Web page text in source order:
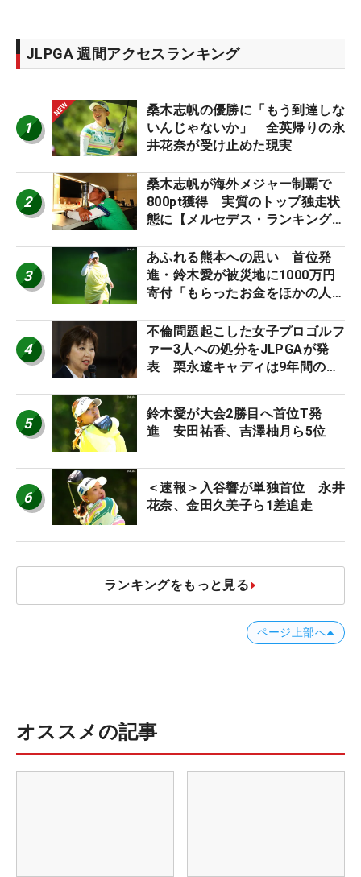
JLPGA 週間アクセスランキング
1
桑木志帆の優勝に「もう到達しな
いんじゃないか」 全英帰りの永
井花奈が受け止めた現実
2
桑木志帆が海外メジャー制覇で
800pt獲得 実質のトップ独走状
態に【メルセデス・ランキング番
3
あふれる熊本への思い 首位発
進・鈴木愛が被災地に1000万円
寄付「もらったお金をほかの人
4
不倫問題起こした女子プロゴルフ
ァー3人への処分をJLPGAが発
表 栗永遼キャディは9年間の立
5
鈴木愛が大会2勝目へ首位T発
進 安田祐香、吉澤柚月ら5位
6
＜速報＞入谷響が単独首位 永井
花奈、金田久美子ら1差追走
ランキングをもっと見る
ページ上部へ
オススメの記事